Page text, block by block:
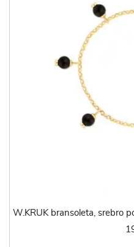
W.KRUK bransoleta, srebro